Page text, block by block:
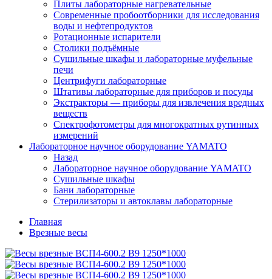
Плиты лабораторные нагревательные
Современные пробоотборники для исследования
воды и нефтепродуктов
Ротационные испарители
Столики подъёмные
Сушильные шкафы и лабораторные муфельные
печи
Центрифуги лабораторные
Штативы лабораторные для приборов и посуды
Экстракторы — приборы для извлечения вредных
веществ
Спектрофотометры для многократных рутинных
измерений
Лабораторное научное оборудование YAMATO
Назад
Лабораторное научное оборудование YAMATO
Сушильные шкафы
Бани лабораторные
Стерилизаторы и автоклавы лабораторные
Главная
Врезные весы